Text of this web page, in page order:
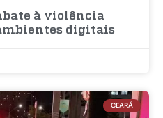
à violência
digitais
CEARÁ